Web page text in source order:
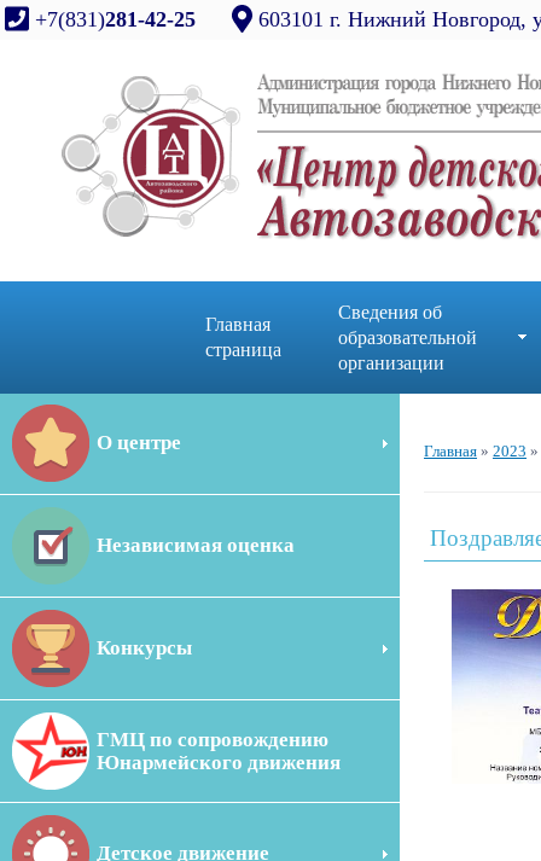
+7(831)281-42-25 603101 г. Нижний Новгород,
Главная
страница
Сведения об
образовательной
организации
О центре
Независимая оценка
Конкурсы
ГМЦ по сопровождению
Юнармейского движения
Детское движение
Главная » 2023 »